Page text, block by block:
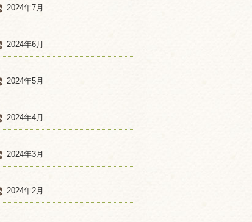
2024年7月
2024年6月
2024年5月
2024年4月
2024年3月
2024年2月